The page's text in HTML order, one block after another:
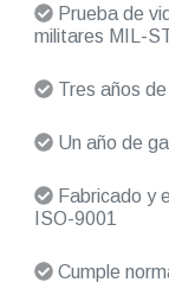
Prueba de
militares MIL-
Tres años
Un año de
Fabricado y
ISO-9001
Cumple